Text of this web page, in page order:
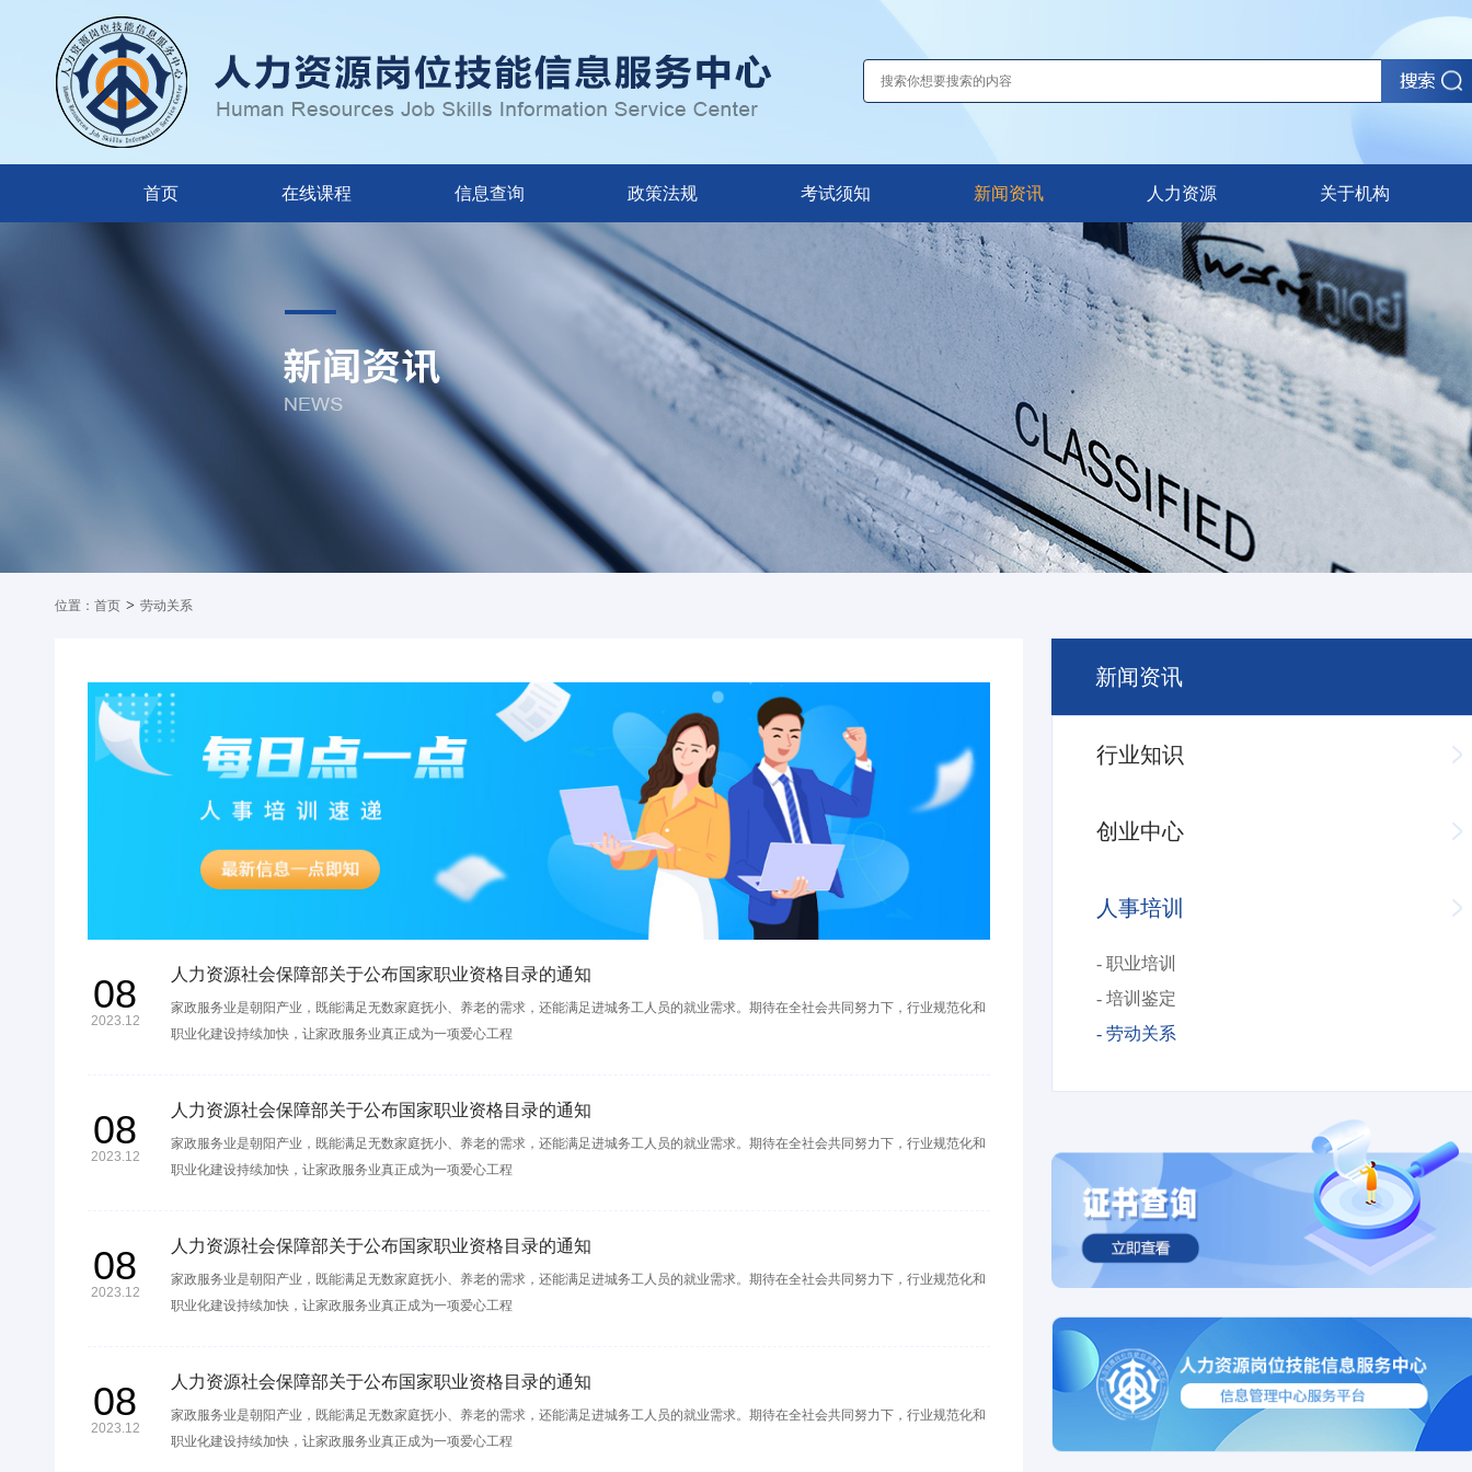
首页 在线课程 信息查询 政策法规 考试须知 新闻资讯 人力资源 关于机构
位置： 首页 > 劳动关系
08
2023.12
人力资源社会保障部关于公布国家职业资格目录的通知
家政服务业是朝阳产业，既能满足无数家庭抚小、养老的需求，还能满足进城务工人员的就业需求。期待在全社会共同努力下，行业规范化和
职业化建设持续加快，让家政服务业真正成为一项爱心工程
08
2023.12
人力资源社会保障部关于公布国家职业资格目录的通知
家政服务业是朝阳产业，既能满足无数家庭抚小、养老的需求，还能满足进城务工人员的就业需求。期待在全社会共同努力下，行业规范化和
职业化建设持续加快，让家政服务业真正成为一项爱心工程
08
2023.12
人力资源社会保障部关于公布国家职业资格目录的通知
家政服务业是朝阳产业，既能满足无数家庭抚小、养老的需求，还能满足进城务工人员的就业需求。期待在全社会共同努力下，行业规范化和
职业化建设持续加快，让家政服务业真正成为一项爱心工程
08
2023.12
人力资源社会保障部关于公布国家职业资格目录的通知
家政服务业是朝阳产业，既能满足无数家庭抚小、养老的需求，还能满足进城务工人员的就业需求。期待在全社会共同努力下，行业规范化和
职业化建设持续加快，让家政服务业真正成为一项爱心工程
新闻资讯
行业知识
创业中心
人事培训
- 职业培训
- 培训鉴定
- 劳动关系